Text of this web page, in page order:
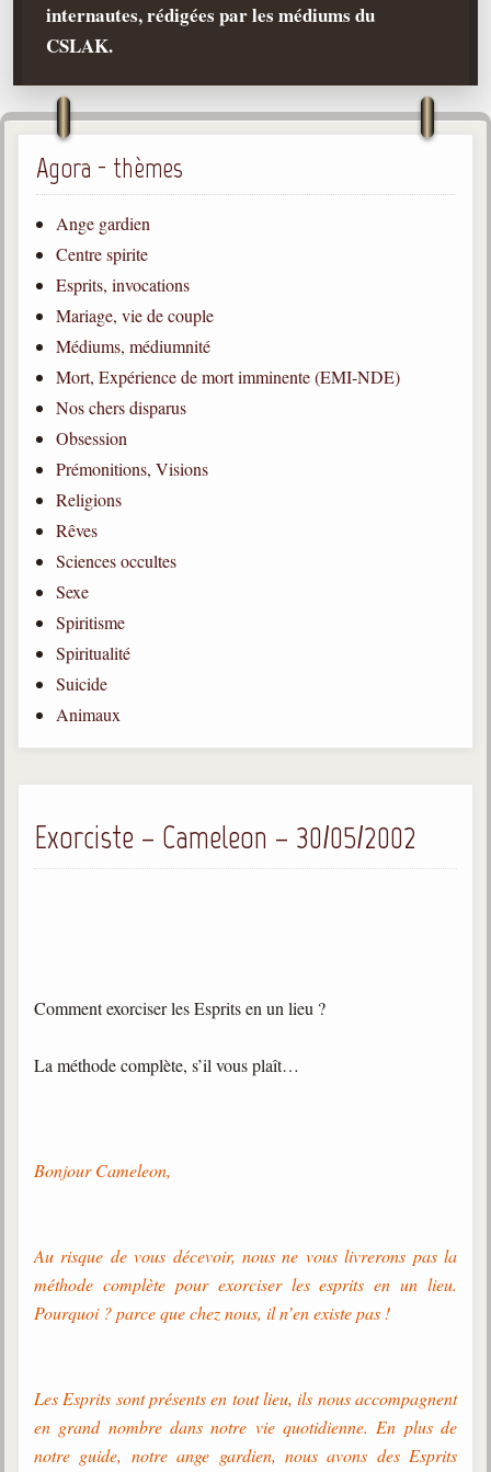
Qu'est-ce que c'est ?
Les bases du spiritisme
Historique
Philosophie
La doctrine d'Allan Kardec
But des manifestations spirites
Esprits
Médiums
Les hommes
Les fondateurs
1804-1869
1846-1927
1857-1926
1910-2002
1927-2025
Bibliothèque
Citations
Enregistrements
Powerpoints
Enseignement
Cours dispensés au Centre
Consultez les réponses
internautes, rédigées par les médiums du
CSLAK.
Agora - thèmes
Ange gardien
Centre spirite
Esprits, invocations
Mariage, vie de couple
Médiums, médiumnité
Mort, Expérience de mort imminente (EMI-NDE)
Nos chers disparus
Obsession
Prémonitions, Visions
Religions
Rêves
Sciences occultes
Sexe
Spiritisme
Spiritualité
Suicide
Animaux
Exorciste – Cameleon – 30/05/2002
Comment exorciser les Esprits en un lieu ?
Bonjour Cameleon,
Au risque de vous décevoir, nous ne vous livrerons pas la
méthode complète pour exorciser les esprits en un lieu.
Pourquoi ? parce que chez nous, il n’en existe pas !
Les Esprits sont présents en tout lieu, ils nous accompagnent
en grand nombre dans notre vie quotidienne. En plus de
notre guide, notre ange gardien, nous avons des Esprits